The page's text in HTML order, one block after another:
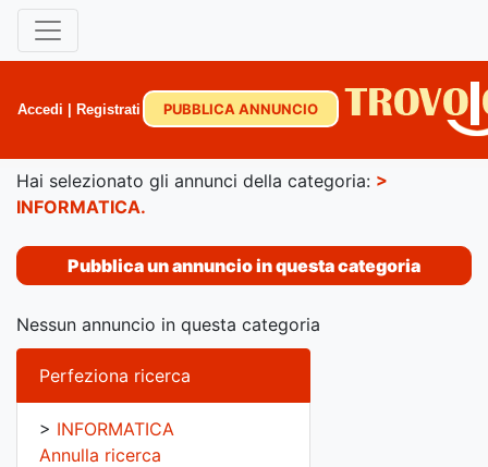
Accedi Registrati PUBBLICA ANNUNCIO
Hai selezionato gli annunci della categoria: >
INFORMATICA.
Pubblica un annuncio in questa categoria
Nessun annuncio in questa categoria
Perfeziona ricerca
> INFORMATICA
Annulla ricerca